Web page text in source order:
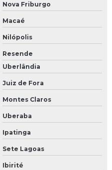
Nova Friburgo
Macaé
Nilópolis
Resende
Uberlândia
Juiz de Fora
Montes Claros
Uberaba
Ipatinga
Sete Lagoas
Ibirité